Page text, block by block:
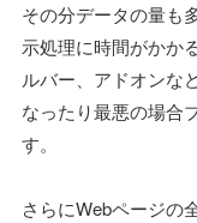
その分データの量も
示処理に時間がかか
ルバー、アドオンな
なったり最悪の場合
す。
さらにWebページの